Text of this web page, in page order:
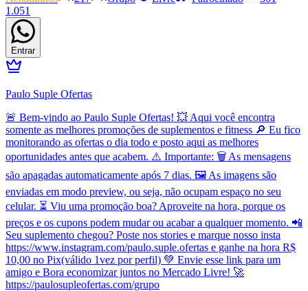
1.051
Entrar
Paulo Suple Ofertas
🚨 Bem-vindo ao Paulo Suple Ofertas! 💥 Aqui você encontra
somente as melhores promoções de suplementos e fitness 🔎 Eu fico
monitorando as ofertas o dia todo e posto aqui as melhores
oportunidades antes que acabem. ⚠️ Importante: 🗑️ As mensagens
são apagadas automaticamente após 7 dias. 🖼️ As imagens são
enviadas em modo preview, ou seja, não ocupam espaço no seu
celular. ⏳ Viu uma promoção boa? Aproveite na hora, porque os
preços e os cupons podem mudar ou acabar a qualquer momento. 📲
Seu suplemento chegou? Poste nos stories e marque nosso insta
https://www.instagram.com/paulo.suple.ofertas e ganhe na hora R$
10,00 no Pix(válido 1vez por perfil) 💚 Envie esse link para um
amigo e Bora economizar juntos no Mercado Livre! 🚀
https://paulosupleofertas.com/grupo